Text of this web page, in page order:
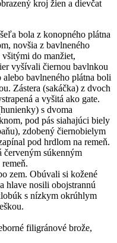
kroj žien a dievčat
bola z konopného plátna
novšia z bavlneného
do manžiet,
vyšívali čiernou bavlnkou
bavlneného plátna boli
Zástera (sakáčka) z dvoch
a vyšitá ako gate.
s dvoma
pod pás siahajúci biely
zdobený čiernobielym
pod hrdlom na remeň.
červeným súkenným
zem. Obúvali si kožené
hlave nosili obojstrannú
s nízkym okrúhlym
filigránové brože,